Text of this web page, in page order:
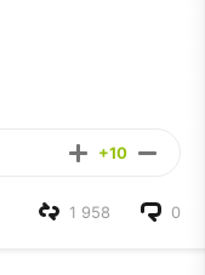
+10
0
1 958